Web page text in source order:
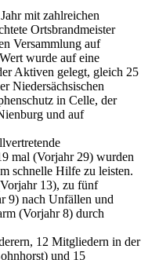
mit zahlreichen
Ortsbrandmeister
Versammlung auf
wurde auf eine
Aktiven gelegt, gleich 25
Niedersächsischen
in Celle, der
und auf
mal (Vorjahr 29) wurden
schnelle Hilfe zu leisten.
13), zu fünf
9) nach Unfällen und
(Vorjahr 8) durch
12 Mitgliedern in der
und 15